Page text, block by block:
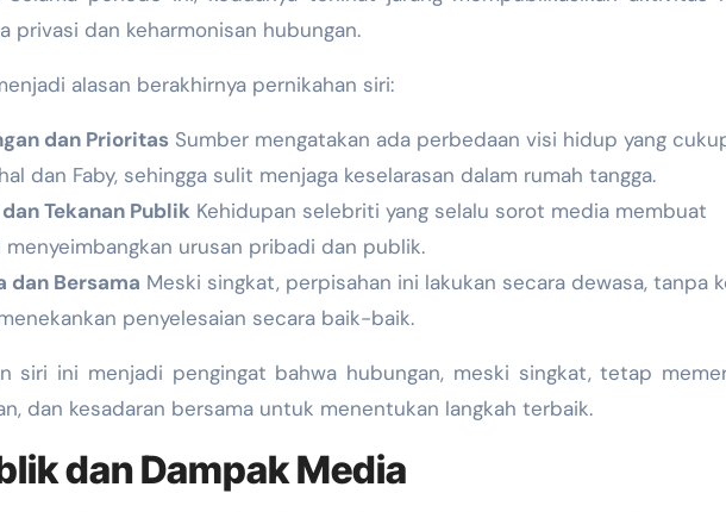
privasi dan keharmonisan hubungan.
alasan berakhirnya pernikahan siri:
dan Prioritas Sumber mengatakan ada perbedaan visi hidup yang
dan Faby, sehingga sulit menjaga keselarasan dalam rumah tangga.
Tekanan Publik Kehidupan selebriti yang selalu sorot media membuat
menyeimbangkan urusan pribadi dan publik.
dan Bersama Meski singkat, perpisahan ini lakukan secara dewasa, tanpa
penyelesaian secara baik-baik.
siri ini menjadi pengingat bahwa hubungan, meski singkat, tetap
dan kesadaran bersama untuk menentukan langkah terbaik.
dan Dampak Media